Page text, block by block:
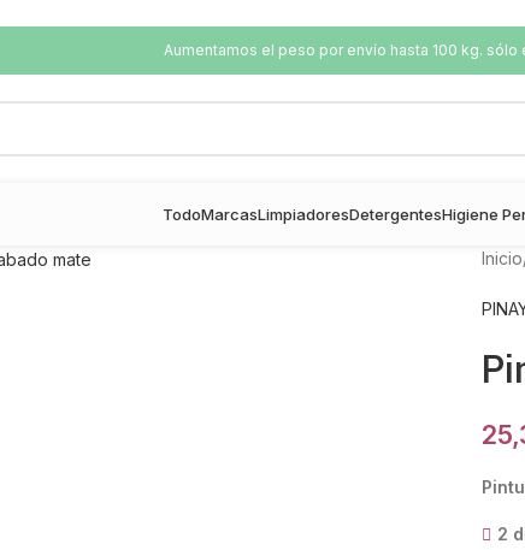
Aumentamos el peso por envío hasta 100 kg.
TodoMarcasLimpiadoresDetergentesHigiene
Inicio
2